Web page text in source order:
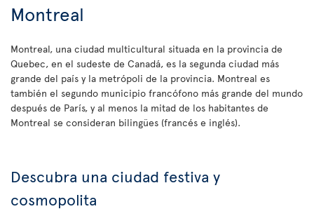
Montreal
Montreal, una ciudad multicultural situada en la provincia de
Quebec, en el sudeste de Canadá, es la segunda ciudad más
grande del país y la metrópoli de la provincia. Montreal es
también el segundo municipio francófono más grande del mundo
después de París, y al menos la mitad de los habitantes de
Montreal se consideran bilingües (francés e inglés).
Descubra una ciudad festiva y
cosmopolita